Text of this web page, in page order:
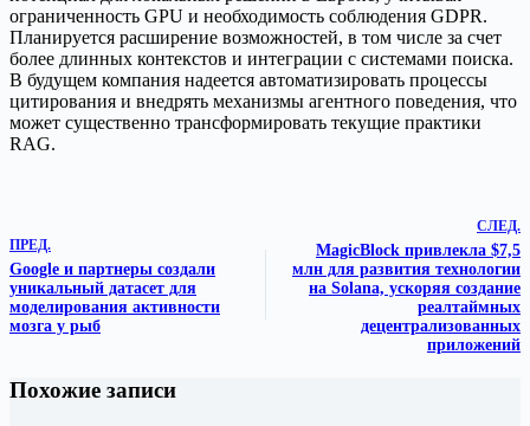
ограниченность GPU и необходимость соблюдения GDPR.
Планируется расширение возможностей, в том числе за счет
более длинных контекстов и интеграции с системами поиска.
В будущем компания надеется автоматизировать процессы
цитирования и внедрять механизмы агентного поведения, что
может существенно трансформировать текущие практики
RAG.
ПРЕД.
Google и партнеры создали
уникальный датасет для
моделирования активности
мозга у рыб
СЛЕД.
MagicBlock привлекла $7,5
млн для развития технологии
на Solana, ускоряя создание
реалтаймных
децентрализованных
приложений
Похожие записи